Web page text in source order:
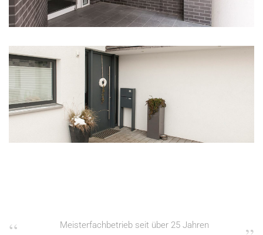
Meisterfachbetrieb seit über 25 Jahren